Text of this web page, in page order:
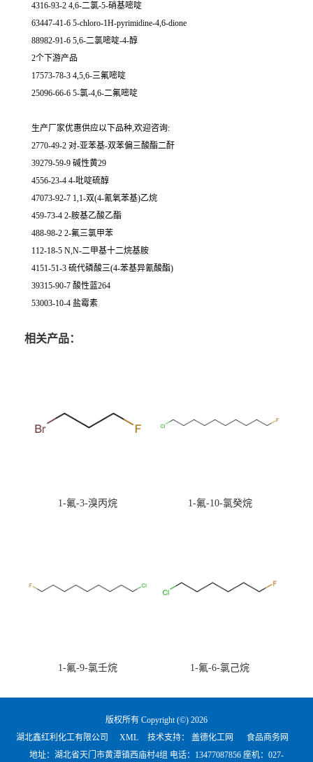
4316-93-2 4,6-二氯-5-硝基嘧啶
63447-41-6 5-chloro-1H-pyrimidine-4,6-dione
88982-91-6 5,6-二氯嘧啶-4-醇
2个下游产品
17573-78-3 4,5,6-三氟嘧啶
25096-66-6 5-氯-4,6-二氟嘧啶
生产厂家优惠供应以下品种,欢迎咨询:
2770-49-2 对-亚苯基-双苯偏三酸酯二酐
39279-59-9 碱性黄29
4556-23-4 4-吡啶硫醇
47073-92-7 1,1-双(4-氰氧苯基)乙烷
459-73-4 2-胺基乙酸乙酯
488-98-2 2-氟三氯甲苯
112-18-5 N,N-二甲基十二烷基胺
4151-51-3 硫代磷酸三(4-苯基异氰酸酯)
39315-90-7 酸性蓝264
53003-10-4 盐霉素
相关产品：
1-氟-3-溴丙烷 1-氟-10-氯癸烷
1-氟-9-氯壬烷 1-氟-6-氯己烷
版权所有 Copyright (©) 2026
湖北鑫红利化工有限公司
XML 技术支持： 盖德化工网
食品商务网
地址：湖北省天门市黄潭镇西庙村4组 电话： 13477087856 座机：027-